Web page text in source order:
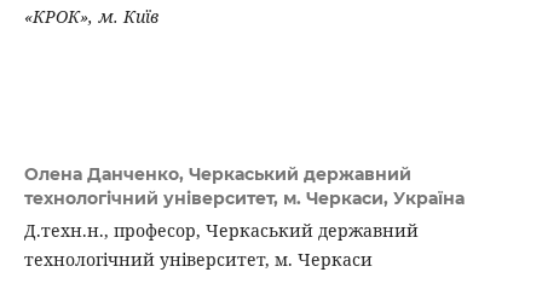
«КРОК», м. Київ
Олена Данченко, Черкаський державний
технологічний університет, м. Черкаси, Україна
Д.техн.н., професор, Черкаський державний
технологічний університет, м. Черкаси